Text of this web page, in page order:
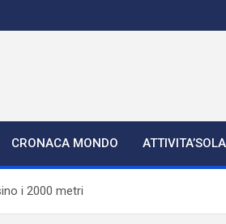
CRONACA MONDO
i 2000 metri